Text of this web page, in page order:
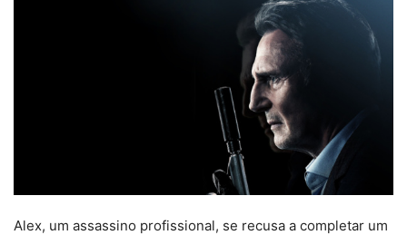
Alex, um assassino profissional, se recusa a completar um